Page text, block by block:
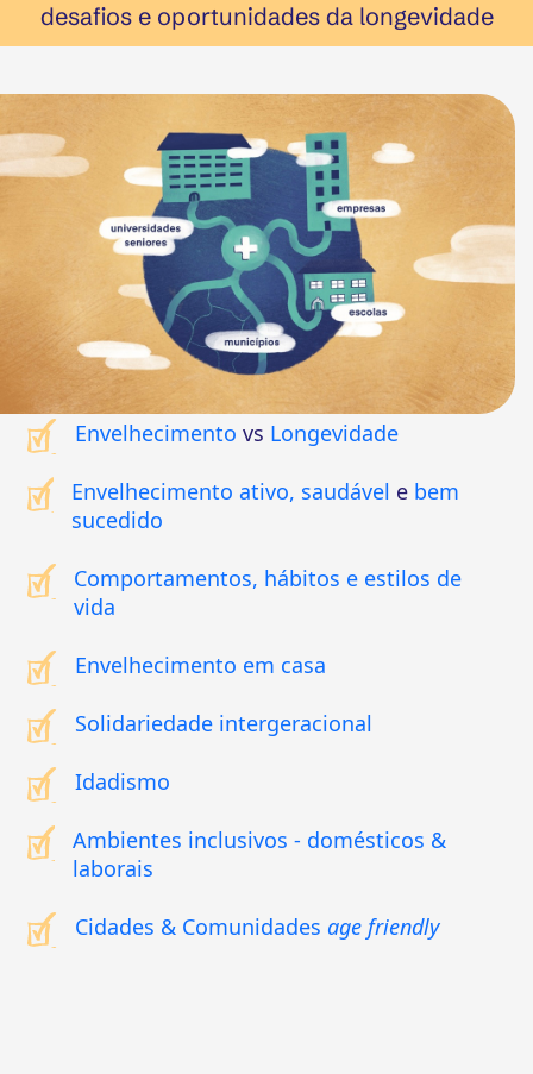
desafios e oportunidades da longevidade
Envelhecimento vs Longevidade
Envelhecimento ativo, saudável e bem
sucedido
Comportamentos, hábitos e estilos de
vida
Envelhecimento em casa
Solidariedade intergeracional
Idadismo
Ambientes inclusivos - domésticos &
laborais
Cidades & Comunidades age friendly